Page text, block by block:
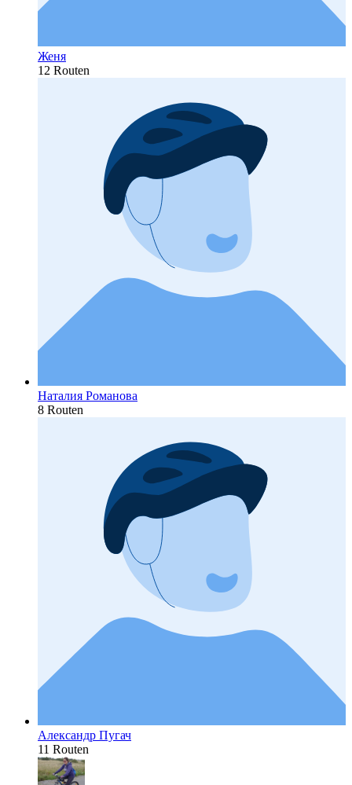
Женя
12 Routen
Наталия Романова
8 Routen
Александр Пугач
11 Routen